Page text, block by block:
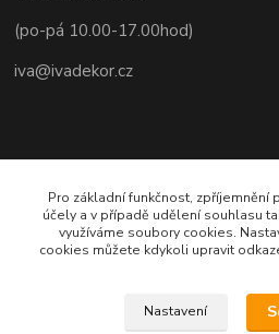
(po-pá 10.00-17.00hod)
iva@ivadekor.cz
Pro základní funkčnost, zpříjemnění
účely a v případě udělení souhlasu
využíváme soubory cookies.
cookies můžete kdykoli upravit
Nastavení